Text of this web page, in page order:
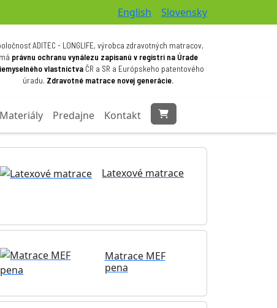
English Slovensky
ADITEC - LONGLIFE, výrobca zdravotných matracov,
má právnu ochranu vynálezu zapísanú v registri na Úrade
vlastníctvaČR a SR a Európskeho patentového
úradu. Zdravotné matrace novej generácie.
Materiály Predajne Kontakt
Latexové matrace
Matrace MEF
pena